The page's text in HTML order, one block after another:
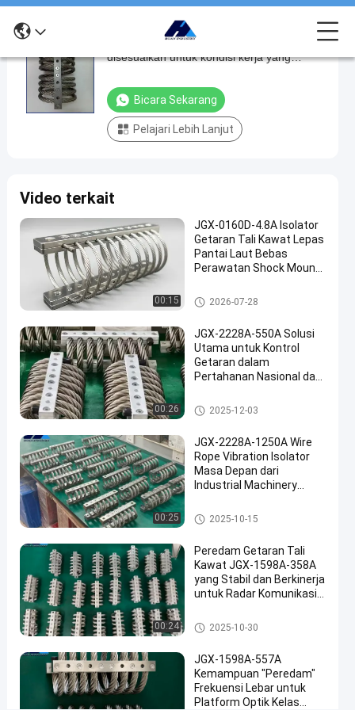
Isolator
getaran
tali
kawat
untuk
kondisi
kerja
yang
kompleks
JGX-
1598D-
358B
Isolator
getaran
tali kawat
2025-
11-26
9
pandangan
bicara
#
Damping
getaran
#
Damping
kawat
Damping
getaran
kawat
Isolator getaran tali kawat yang dapat
disesuaikan untuk kondisi kerja yang
Bicara Sekarang
Pelajari Lebih Lanjut
Video terkait
00:15
JGX-0160D-4.8A Isolator
Getaran Tali Kawat Lepas
Pantai Laut Bebas
Perawatan Shock Mount
Isolator getaran tali kawat
2026-07-28
00:26
JGX-2228A-550A Solusi
Utama untuk Kontrol
Getaran dalam
Pertahanan Nasional dan
Isolator getaran tali kawat
2025-12-03
00:25
JGX-2228A-1250A Wire
Rope Vibration Isolator
Masa Depan dari
Industrial Machinery
Isolator getaran tali kawat
2025-10-15
00:24
Peredam Getaran Tali
Kawat JGX-1598A-358A
yang Stabil dan Berkinerja
untuk Radar Komunikasi
Isolator getaran tali kawat
2025-10-30
JGX-1598A-557A
Kemampuan "Peredam"
Frekuensi Lebar untuk
Platform Optik Kelas